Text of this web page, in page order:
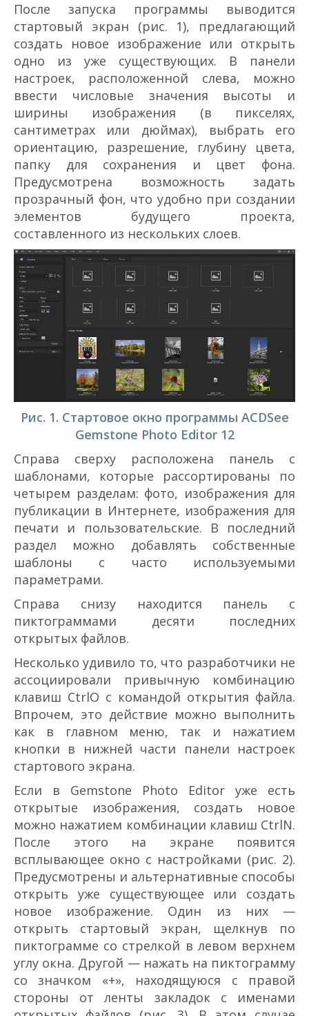
После запуска программы выводится
стартовый экран (рис. 1), предлагающий
создать новое изображение или открыть
одно из уже существующих. В панели
настроек, расположенной слева, можно
ввести числовые значения высоты и
ширины изображения (в пикселях,
сантиметрах или дюймах), выбрать его
ориентацию, разрешение, глубину цвета,
папку для сохранения и цвет фона.
Предусмотрена возможность задать
прозрачный фон, что удобно при создании
элементов будущего проекта,
составленного из нескольких слоев.
Рис. 1. Стартовое окно программы ACDSee
Gemstone Photo Editor 12
Справа сверху расположена панель с
шаблонами, которые рассортированы по
четырем разделам: фото, изображения для
публикации в Интернете, изображения для
печати и пользовательские. В последний
раздел можно добавлять собственные
шаблоны с часто используемыми
параметрами.
Справа снизу находится панель с
пиктограммами десяти последних
открытых файлов.
Несколько удивило то, что разработчики не
ассоциировали привычную комбинацию
клавиш Ctrl­O с командой открытия файла.
Впрочем, это действие можно выполнить
как в главном меню, так и нажатием
кнопки в нижней части панели настроек
стартового экрана.
Если в Gemstone Photo Editor уже есть
открытые изображения, создать новое
можно нажатием комбинации клавиш Ctrl­N.
После этого на экране появится
всплывающее окно с настройками (рис. 2).
Предусмотрены и альтернативные способы
открыть уже существующее или создать
новое изображение. Один из них —
открыть стартовый экран, щелкнув по
пиктограмме со стрелкой в левом верхнем
углу окна. Другой — нажать на пиктограмму
со значком «+», находящуюся с правой
стороны от ленты закладок с именами